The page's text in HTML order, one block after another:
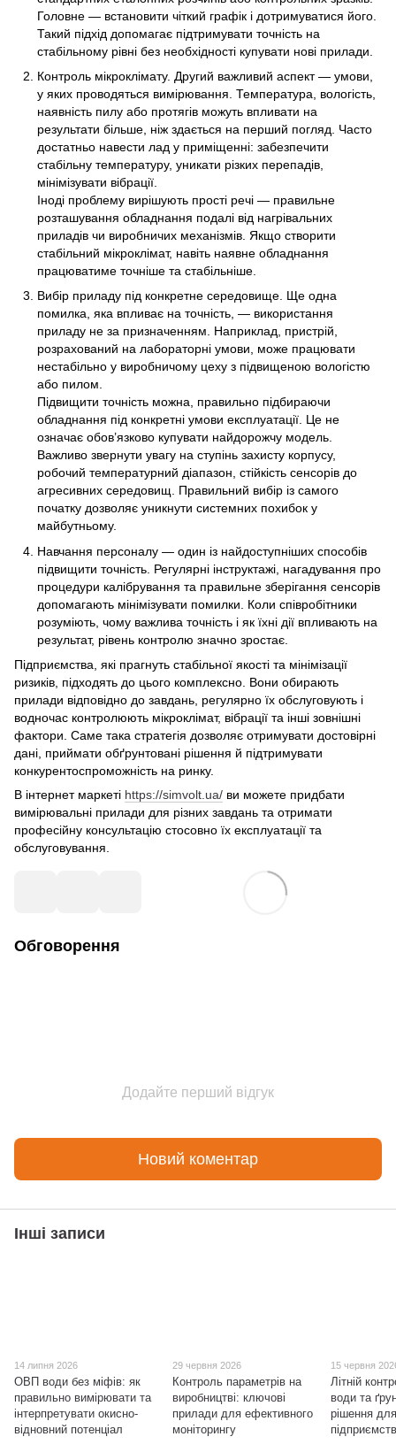
Головне — встановити чіткий графік і дотримуватися його.
Такий підхід допомагає підтримувати точність на
стабільному рівні без необхідності купувати нові прилади.
Контроль мікроклімату. Другий важливий аспект — умови,
у яких проводяться вимірювання. Температура, вологість,
наявність пилу або протягів можуть впливати на
результати більше, ніж здається на перший погляд. Часто
достатньо навести лад у приміщенні: забезпечити
стабільну температуру, уникати різких перепадів,
мінімізувати вібрації.
Іноді проблему вирішують прості речі — правильне
розташування обладнання подалі від нагрівальних
приладів чи виробничих механізмів. Якщо створити
стабільний мікроклімат, навіть наявне обладнання
працюватиме точніше та стабільніше.
Вибір приладу під конкретне середовище. Ще одна
помилка, яка впливає на точність, — використання
приладу не за призначенням. Наприклад, пристрій,
розрахований на лабораторні умови, може працювати
нестабільно у виробничому цеху з підвищеною вологістю
або пилом.
Підвищити точність можна, правильно підбираючи
обладнання під конкретні умови експлуатації. Це не
означає обов’язково купувати найдорожчу модель.
Важливо звернути увагу на ступінь захисту корпусу,
робочий температурний діапазон, стійкість сенсорів до
агресивних середовищ. Правильний вибір із самого
початку дозволяє уникнути системних похибок у
майбутньому.
Навчання персоналу — один із найдоступніших способів
підвищити точність. Регулярні інструктажі, нагадування про
процедури калібрування та правильне зберігання сенсорів
допомагають мінімізувати помилки. Коли співробітники
розуміють, чому важлива точність і як їхні дії впливають на
результат, рівень контролю значно зростає.
Підприємства, які прагнуть стабільної якості та мінімізації
ризиків, підходять до цього комплексно. Вони обирають
прилади відповідно до завдань, регулярно їх обслуговують і
водночас контролюють мікроклімат, вібрації та інші зовнішні
фактори. Саме така стратегія дозволяє отримувати достовірні
дані, приймати обґрунтовані рішення й підтримувати
конкурентоспроможність на ринку.
В інтернет маркеті https://simvolt.ua/ ви можете придбати
вимірювальні прилади для різних завдань та отримати
професійну консультацію стосовно їх експлуатації та
обслуговування.
Обговорення
Додайте перший відгук
Новий коментар
Інші записи
14 липня 2026
ОВП води без міфів: як
правильно вимірювати та
інтерпретувати окисно-
відновний потенціал
29 червня 2026
Контроль параметрів на
виробництві: ключові
прилади для ефективного
моніторингу
15 червня
Літній
води та
рішення для